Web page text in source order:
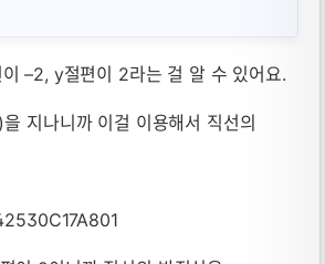
–2, y절편이 2라는 걸 알 수 있어요.
지나니까 이걸 이용해서 직선의